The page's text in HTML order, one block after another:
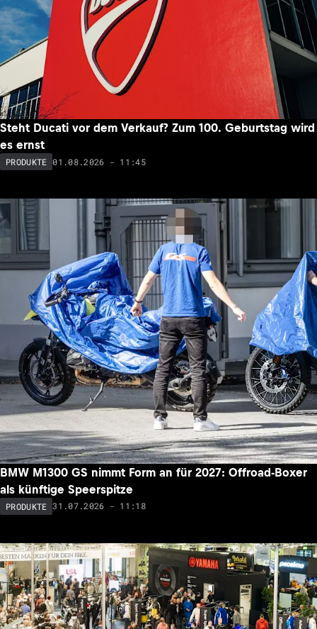
Steht Ducati vor dem Verkauf? Zum 100. Geburtstag wird
es ernst
PRODUKTE 01.08.2026 - 11:45
BMW M1300 GS nimmt Form an für 2027: Offroad-Boxer
als künftige Speerspitze
PRODUKTE 31.07.2026 - 11:18